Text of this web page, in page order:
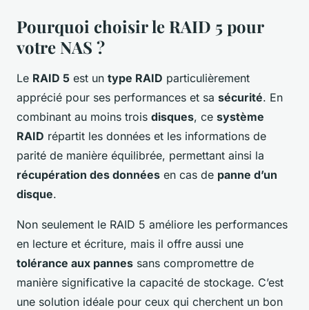
Pourquoi choisir le RAID 5 pour
votre NAS ?
Le RAID 5 est un type RAID particulièrement
apprécié pour ses performances et sa sécurité. En
combinant au moins trois disques, ce système
RAID répartit les données et les informations de
parité de manière équilibrée, permettant ainsi la
récupération des données en cas de panne d’un
disque.
Non seulement le RAID 5 améliore les performances
en lecture et écriture, mais il offre aussi une
tolérance aux pannes sans compromettre de
manière significative la capacité de stockage. C’est
une solution idéale pour ceux qui cherchent un bon